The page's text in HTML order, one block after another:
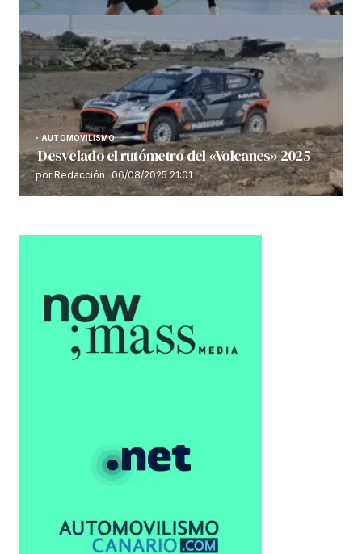
AUTOMOVILISMO
Desvelado el rutómetro del «Volcanes» 2025
por Redacción 06/08/2025 21:01